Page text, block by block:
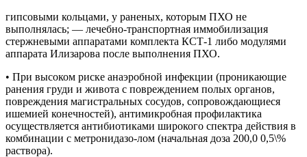
гипсовыми кольцами, у раненых, которым ПХО не
выполнялась; — лечебно-транспортная иммобилизация
стержневыми аппаратами комплекта КСТ-1 либо модулями
аппарата Илизарова после выполнения ПХО.
• При высоком риске анаэробной инфекции (проникающие
ранения груди и живота с повреждением полых органов,
повреждения магистральных сосудов, сопровождающиеся
ишемией конечностей), антимикробная профилактика
осуществляется антибиотиками широкого спектра действия в
комбинации с метронидазо-лом (начальная доза 200,0 0,5\%
раствора).